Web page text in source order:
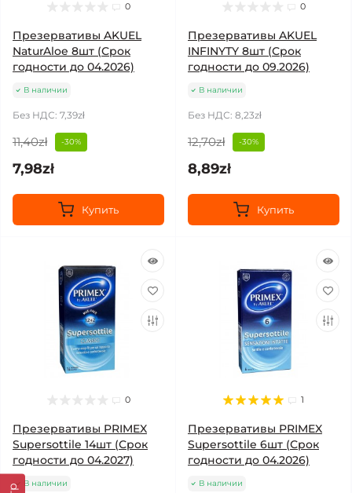
0
Презервативы AKUEL
NaturAloe 8шт (Срок
годности до 04.2026)
В наличии
Без НДС: 7,39zł
11,40zł -30%
7,98zł
Купить
0
Презервативы AKUEL
INFINYTY 8шт (Срок
годности до 09.2026)
В наличии
Без НДС: 8,23zł
12,70zł -30%
8,89zł
Купить
0
Презервативы PRIMEX
Supersottile 14шт (Срок
годности до 04.2027)
В наличии
1
Презервативы PRIMEX
Supersottile 6шт (Срок
годности до 04.2026)
В наличии